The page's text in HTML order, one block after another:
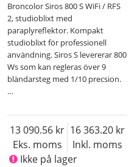
Broncolor Siros 800 S WiFi / RFS
2, studioblixt med
paraplyreflektor. Kompakt
studioblixt för professionell
användning. Siros S levererar 800
Ws som kan regleras över 9
bländarsteg med 1/10 precsion.
…
Eks. moms
13 090.56
Inkl. moms
16 363.20
Ikke på lager